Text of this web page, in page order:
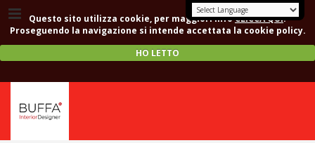
Questo sito utilizza cookie, per maggiori infoCLICCA QUI.
Proseguendo la navigazione si intende accettata la cookie policy.
HO LETTO